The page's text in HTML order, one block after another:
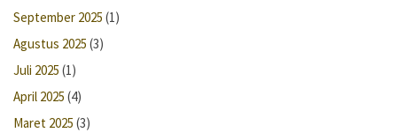
September 2025 (1)
Agustus 2025 (3)
Juli 2025 (1)
April 2025 (4)
Maret 2025 (3)